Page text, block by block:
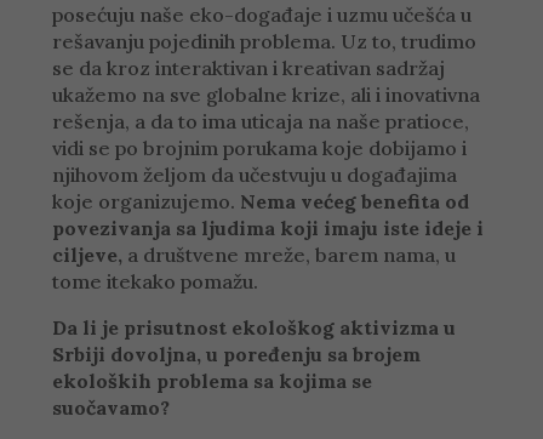
posećuju naše eko-događaje i uzmu učešća u
rešavanju pojedinih problema. Uz to, trudimo
se da kroz interaktivan i kreativan sadržaj
ukažemo na sve globalne krize, ali i inovativna
rešenja, a da to ima uticaja na naše pratioce,
vidi se po brojnim porukama koje dobijamo i
njihovom željom da učestvuju u događajima
koje organizujemo. Nema većeg benefita od
povezivanja sa ljudima koji imaju iste ideje i
ciljeve, a društvene mreže, barem nama, u
tome itekako pomažu.
Da li je prisutnost ekološkog aktivizma u
Srbiji dovoljna, u poređenju sa brojem
ekoloških problema sa kojima se
suočavamo?